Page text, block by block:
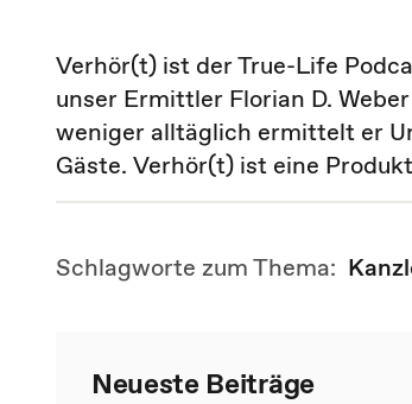
Verhör(t) ist der True-Life
unser Ermittler Florian D.
weniger alltäglich ermittelt er
Gäste. Verhör(t) ist eine
Schlagworte zum Thema:
Neueste Beiträge